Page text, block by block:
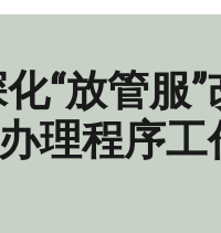
“放管服
理程序工